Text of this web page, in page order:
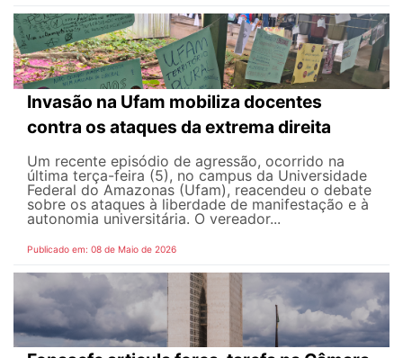
Invasão na Ufam mobiliza docentes
contra os ataques da extrema direita
Um recente episódio de agressão, ocorrido na
última terça-feira (5), no campus da Universidade
Federal do Amazonas (Ufam), reacendeu o debate
sobre os ataques à liberdade de manifestação e à
autonomia universitária. O vereador...
Publicado em: 08 de Maio de 2026